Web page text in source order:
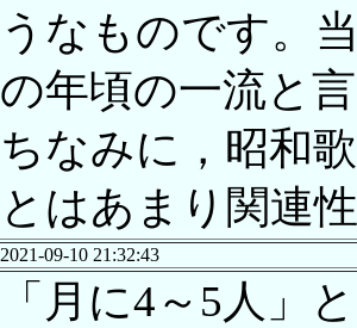
うなものです。
の年頃の一流と
ちなみに，昭和
とはあまり関連
2021-09-10 21:32:43
「月に4～5人」